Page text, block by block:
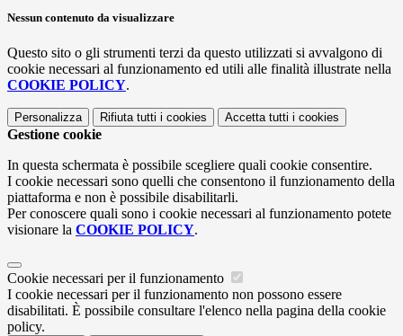
Nessun contenuto da visualizzare
Questo sito o gli strumenti terzi da questo utilizzati si avvalgono di
cookie necessari al funzionamento ed utili alle finalità illustrate nella
COOKIE POLICY.
Personalizza Rifiuta tutti i cookies Accetta tutti i cookies
Gestione cookie
In questa schermata è possibile scegliere quali cookie consentire.
I cookie necessari sono quelli che consentono il funzionamento della
piattaforma e non è possibile disabilitarli.
Per conoscere quali sono i cookie necessari al funzionamento potete
visionare la COOKIE POLICY.
Cookie necessari per il funzionamento
I cookie necessari per il funzionamento non possono essere
disabilitati. È possibile consultare l'elenco nella pagina della cookie
policy.